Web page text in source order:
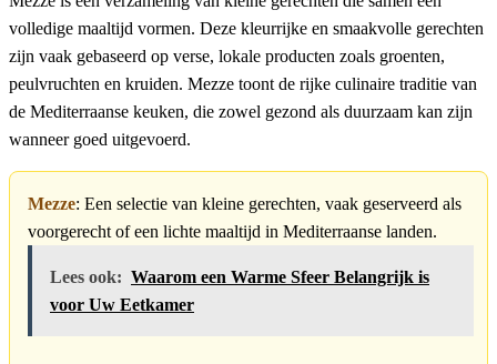
volledige maaltijd vormen. Deze kleurrijke en smaakvolle gerechten
zijn vaak gebaseerd op verse, lokale producten zoals groenten,
peulvruchten en kruiden. Mezze toont de rijke culinaire traditie van
de Mediterraanse keuken, die zowel gezond als duurzaam kan zijn
wanneer goed uitgevoerd.
Mezze: Een selectie van kleine gerechten, vaak geserveerd als
voorgerecht of een lichte maaltijd in Mediterraanse landen.
Lees ook: Waarom een Warme Sfeer Belangrijk is
voor Uw Eetkamer